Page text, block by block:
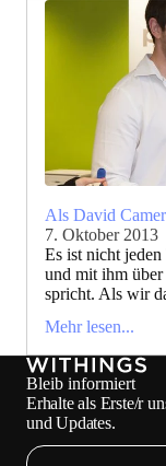
Als David
7. Oktober 2013
Es ist nicht
und mit ihm über
spricht. Als wir
Mehr lesen...
Bleib informiert
Erhalte als Erste/r
und Updates.